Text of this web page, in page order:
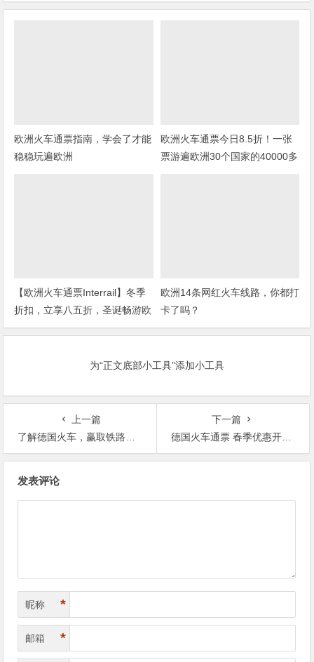
欧洲火车通票指南，学会了才能
稳稳玩遍欧洲
欧洲火车通票今日8.5折！一张
票游遍欧洲30个国家的40000多
【欧洲火车通票Interrail】冬季
折扣，立享八五折，圣诞畅游欧
洲！
欧洲14条网红火车线路，你都打
卡了吗？
为“正文底部小工具”添加小工具
上一篇
了解德国火车，赢取铁路通票！
下一篇
德国火车通票 春季优惠开启 限时8折
发表评论
昵称 *
邮箱 *